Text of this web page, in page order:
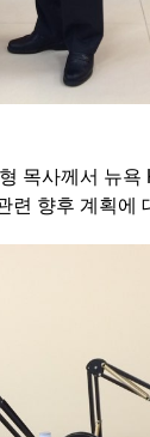
목사께서 뉴
향후 계획에